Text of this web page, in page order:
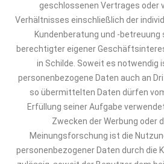
geschlossenen Vertrages oder
Verhältnisses einschließlich der
Kundenberatung und -betreuung
berechtigter eigener
in Schilde . Soweit es
personenbezogene Daten auch an
so übermittelten Daten dürfen
Erfüllung seiner Aufgabe
Zwecken der Werbung oder
Meinungsforschung ist die
personenbezogener Daten durch die